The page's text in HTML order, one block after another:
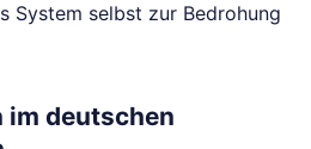
System selbst zur Bedrohung
im deutschen